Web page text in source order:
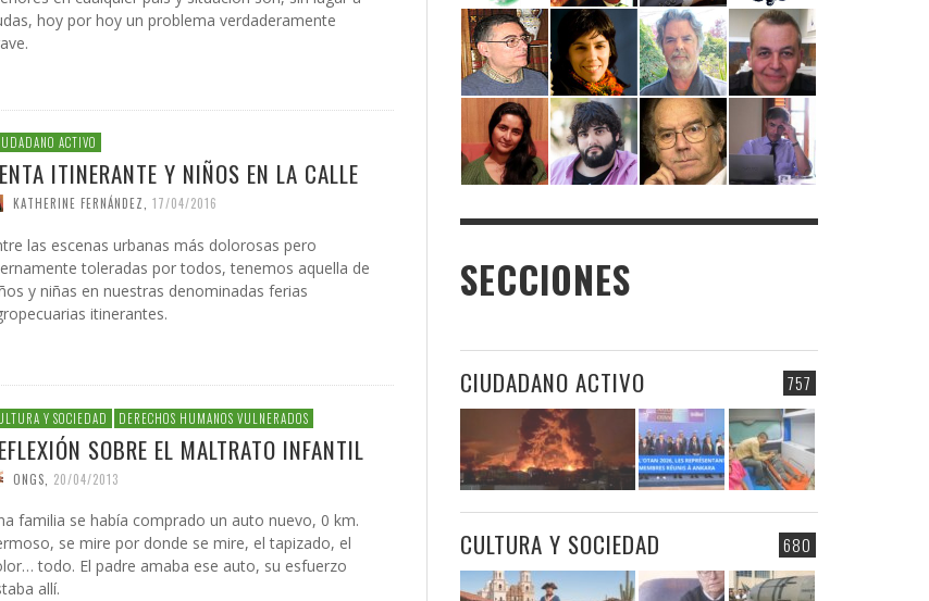
hoy por hoy un problema verdaderamente
ACTIVO
ITINERANTE Y NIÑOS EN LA CALLE
KATHERINE FERNÁNDEZ 17/04/2016
las escenas urbanas más dolorosas pero
toleradas por todos, tenemos aquella de
y niñas en nuestras denominadas ferias
itinerantes.
Y SOCIEDAD DERECHOS HUMANOS VULNERADOS
SOBRE EL MALTRATO INFANTIL
ONGS 20/04/2013
familia se había comprado un auto nuevo, 0 km.
se mire por donde se mire, el tapizado, el
todo. El padre amaba ese auto, su esfuerzo
allí.
SECCIONES
757
CIUDADANO ACTIVO
680
CULTURA Y SOCIEDAD